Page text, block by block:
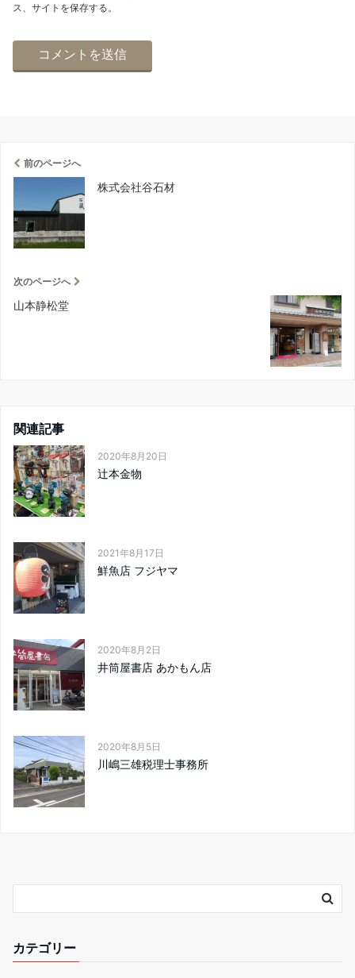
ス、サイトを保存する。
前のページへ
株式会社谷石材
次のページへ
山本静松堂
関連記事
2020年8月20日
辻本金物
2021年8月17日
鮮魚店 フジヤマ
2020年8月2日
井筒屋書店 あかもん店
2020年8月5日
川嶋三雄税理士事務所
カテゴリー